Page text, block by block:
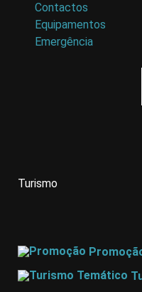
Contactos
Equipamentos
Emergência
Turismo